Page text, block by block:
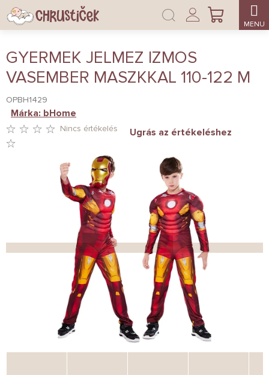
Ugrás
fő
KOSÁR
Bejelentkezés
GYERMEK JELMEZ IZMOS
VASEMBER MASZKKAL 110-122 M
OPBH1429
ÉRTÉKELÉSE
CSILLAG.
Nincs értékelés Ugrás az értékeléshez
Márka: bHome